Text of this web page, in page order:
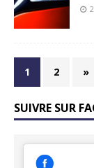
1 2 »
SUIVRE SUR